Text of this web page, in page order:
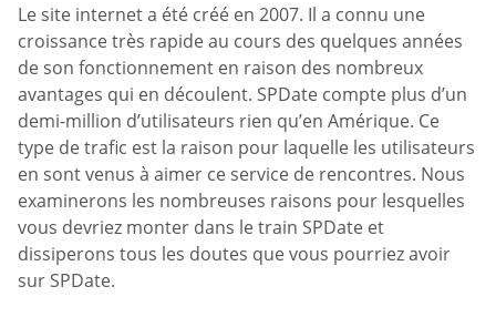
Le site internet a été créé en 2007. Il a connu une
croissance très rapide au cours des quelques années
de son fonctionnement en raison des nombreux
avantages qui en découlent. SPDate compte plus d’un
demi-million d’utilisateurs rien qu’en Amérique. Ce
type de trafic est la raison pour laquelle les utilisateurs
en sont venus à aimer ce service de rencontres. Nous
examinerons les nombreuses raisons pour lesquelles
vous devriez monter dans le train SPDate et
dissiperons tous les doutes que vous pourriez avoir
sur SPDate.